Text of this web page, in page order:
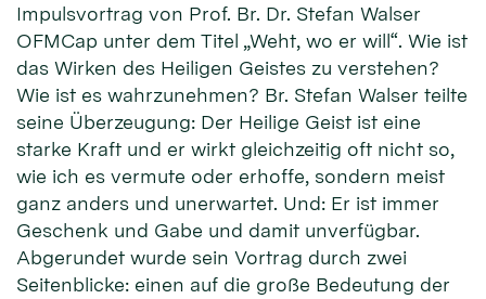
Impulsvortrag von Prof. Br. Dr. Stefan Walser
OFMCap unter dem Titel „Weht, wo er will“. Wie ist
das Wirken des Heiligen Geistes zu verstehen?
Wie ist es wahrzunehmen? Br. Stefan Walser teilte
seine Überzeugung: Der Heilige Geist ist eine
starke Kraft und er wirkt gleichzeitig oft nicht so,
wie ich es vermute oder erhoffe, sondern meist
ganz anders und unerwartet. Und: Er ist immer
Geschenk und Gabe und damit unverfügbar.
Abgerundet wurde sein Vortrag durch zwei
Seitenblicke: einen auf die große Bedeutung der